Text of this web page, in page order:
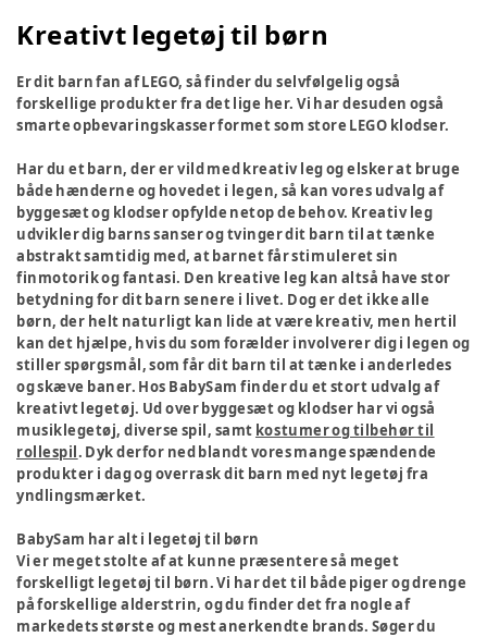
Kreativt legetøj til børn
Er dit barn fan af LEGO, så finder du selvfølgelig også
forskellige produkter fra det lige her. Vi har desuden også
smarte opbevaringskasser formet som store LEGO klodser.
Har du et barn, der er vild med kreativ leg og elsker at bruge
både hænderne og hovedet i legen, så kan vores udvalg af
byggesæt og klodser opfylde netop de behov. Kreativ leg
udvikler dig barns sanser og tvinger dit barn til at tænke
abstrakt samtidig med, at barnet får stimuleret sin
finmotorik og fantasi. Den kreative leg kan altså have stor
betydning for dit barn senere i livet. Dog er det ikke alle
børn, der helt naturligt kan lide at være kreativ, men hertil
kan det hjælpe, hvis du som forælder involverer dig i legen og
stiller spørgsmål, som får dit barn til at tænke i anderledes
og skæve baner. Hos BabySam finder du et stort udvalg af
kreativt legetøj. Ud over byggesæt og klodser har vi også
musiklegetøj, diverse spil, samt kostumer og tilbehør til
rollespil. Dyk derfor ned blandt vores mange spændende
produkter i dag og overrask dit barn med nyt legetøj fra
yndlingsmærket.
BabySam har alt i legetøj til børn
Vi er meget stolte af at kunne præsentere så meget
forskelligt legetøj til børn. Vi har det til både piger og drenge
på forskellige alderstrin, og du finder det fra nogle af
markedets største og mest anerkendte brands. Søger du